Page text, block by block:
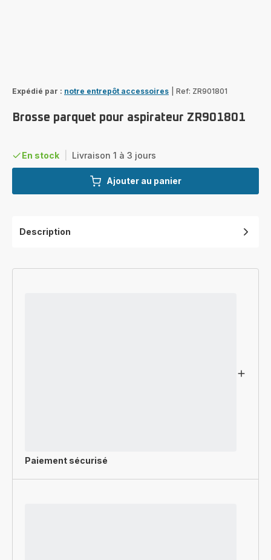
Expédié par : notre entrepôt accessoires Ref: ZR901801
Brosse parquet pour aspirateur ZR901801
En stock Livraison 1 à 3 jours
Ajouter au panier
Description
Paiement sécurisé